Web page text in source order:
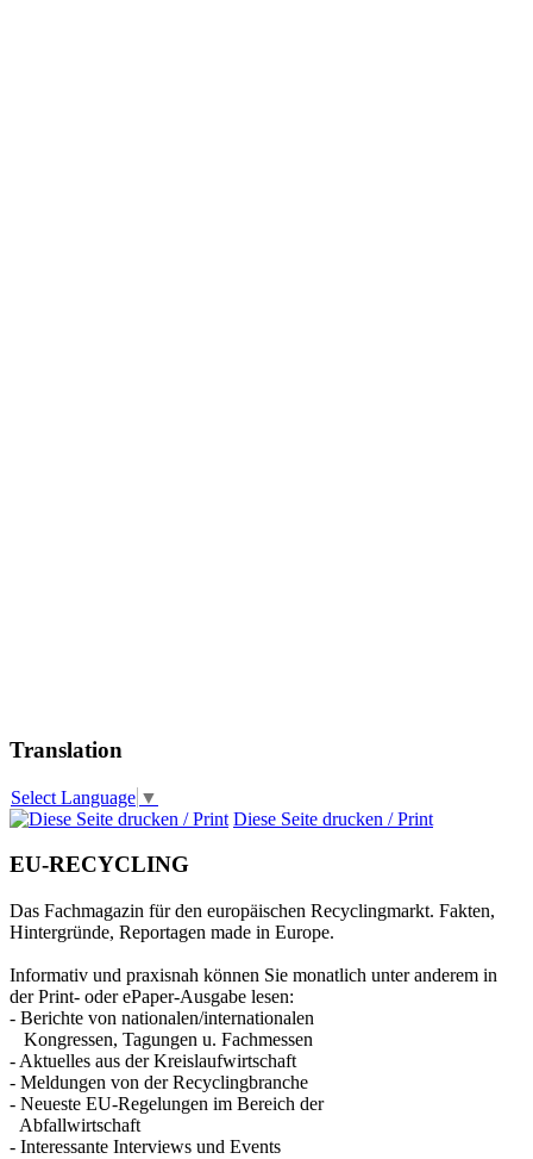
Translation
Select Language ▼
Diese Seite drucken / Print
EU-RECYCLING
Das Fachmagazin für den europäischen Recyclingmarkt. Fakten,
Hintergründe, Reportagen made in Europe.
Informativ und praxisnah können Sie monatlich unter anderem in
der Print- oder ePaper-Ausgabe lesen:
- Berichte von nationalen/internationalen
Kongressen, Tagungen u. Fachmessen
- Aktuelles aus der Kreislaufwirtschaft
- Meldungen von der Recyclingbranche
- Neueste EU-Regelungen im Bereich der
Abfallwirtschaft
- Interessante Interviews und Events